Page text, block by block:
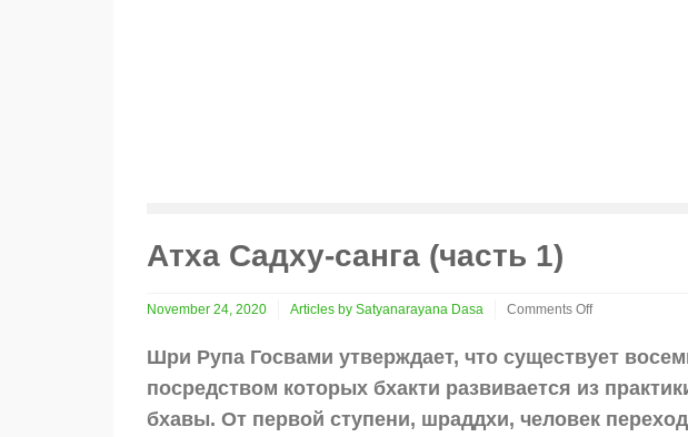
Атха Садху-санга (часть 1)
November 24, 2020 Articles by Satyanarayana Dasa
Comments Off
Садху-
санга
1)
Шри Рупа Госвами утверждает, что существует
посредством которых бхакти развивается из
бхавы. От первой ступени, шраддхи, человек